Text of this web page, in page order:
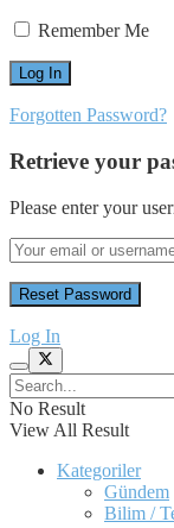
Remember Me
Forgotten Password?
Retrieve your
Please enter your
Log In
No Result
View All Result
Kategoriler
Gündem
Bilim /